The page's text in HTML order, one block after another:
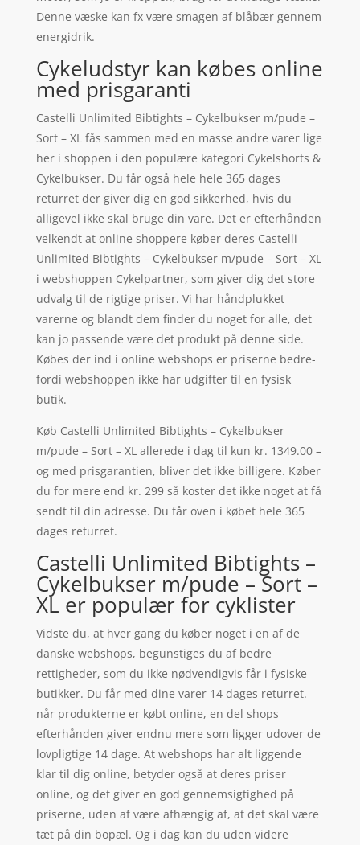
Denne væske kan fx være smagen af blåbær gennem
energidrik.
Cykeludstyr kan købes online
med prisgaranti
Castelli Unlimited Bibtights – Cykelbukser m/pude –
Sort – XL fås sammen med en masse andre varer lige
her i shoppen i den populære kategori Cykelshorts &
Cykelbukser. Du får også hele hele 365 dages
returret der giver dig en god sikkerhed, hvis du
alligevel ikke skal bruge din vare. Det er efterhånden
velkendt at online shoppere køber deres Castelli
Unlimited Bibtights – Cykelbukser m/pude – Sort – XL
i webshoppen Cykelpartner, som giver dig det store
udvalg til de rigtige priser. Vi har håndplukket
varerne og blandt dem finder du noget for alle, det
kan jo passende være det produkt på denne side.
Købes der ind i online webshops er priserne bedre-
fordi webshoppen ikke har udgifter til en fysisk
butik.
Køb Castelli Unlimited Bibtights – Cykelbukser
m/pude – Sort – XL allerede i dag til kun kr. 1349.00 –
og med prisgarantien, bliver det ikke billigere. Køber
du for mere end kr. 299 så koster det ikke noget at få
sendt til din adresse. Du får oven i købet hele 365
dages returret.
Castelli Unlimited Bibtights –
Cykelbukser m/pude – Sort –
XL er populær for cyklister
Vidste du, at hver gang du køber noget i en af de
danske webshops, begunstiges du af bedre
rettigheder, som du ikke nødvendigvis får i fysiske
butikker. Du får med dine varer 14 dages returret.
når produkterne er købt online, en del shops
efterhånden giver endnu mere som ligger udover de
lovpligtige 14 dage. At webshops har alt liggende
klar til dig online, betyder også at deres priser
online, og det giver en god gennemsigtighed på
priserne, uden af være afhængig af, at det skal være
tæt på din bopæl. Og i dag kan du uden videre